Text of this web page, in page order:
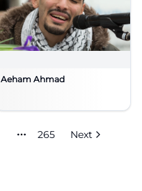
Aeham Ahmad
More pages
265
Next